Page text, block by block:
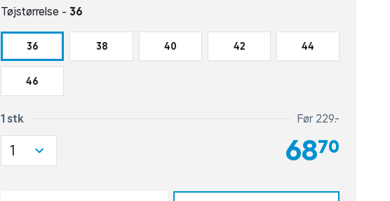
Tøjstørrelse -36
36 38 40 42 44
46
1 stk Før 229,-
68,70
1